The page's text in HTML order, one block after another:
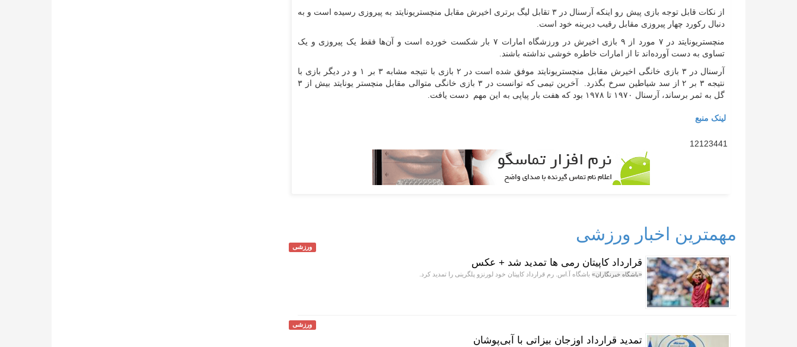
از نکات قابل توجه بازی پیش رو اینکه آرسنال در ۳ تقابل لیگ برتری اخیرش مقابل منچستریونایتد به پیروزی رسیده است و به
دنبال رکورد چهار پیروزی مقابل رقیب دیرینه خود است.
منچستریونایتد در ۷ مورد از ۹ بازی اخیرش در ورزشگاه امارات ۷ بار شکست خورده است و آن‌ها فقط یک پیروزی و یک
تساوی به دست آورده‌اند تا از امارات خاطره خوشی نداشته باشند.
آرسنال در ۳ بازی خانگی اخیرش مقابل منچستریونایتد موفق شده است در ۲ بازی با نتیجه مشابه ۳ بر ۱ و در دیگر بازی با
نتیجه ۳ بر ۲ از سد شیاطین سرخ بگذرد. آخرین تیمی که توانست در ۳ بازی خانگی متوالی مقابل منچستر یونایتد بیش از ۳
گل به ثمر برساند، آرسنال ۱۹۷۰ تا ۱۹۷۸ بود که هفت بار پیاپی به این مهم دست یافت.
لینک منبع
12123441
مهمترین اخبار ورزشی
ورزشی
قرارداد کاپیتان رمی ها تمدید شد + عکس
«باشگاه خبرنگاران» باشگاه آ.اس. رم قرارداد کاپیتان خود لورنزو پلگرینی را تمدید کرد.
ورزشی
تمدید قرارداد اوزجان بیزاتی با آبی‌پوشان